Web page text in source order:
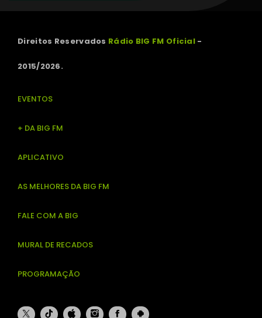
Direitos Reservados Rádio BIG FM Oficial -
2015/2026.
EVENTOS
+ DA BIG FM
APLICATIVO
AS MELHORES DA BIG FM
FALE COM A BIG
MURAL DE RECADOS
PROGRAMAÇÃO